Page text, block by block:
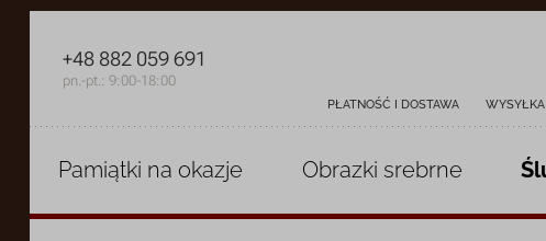
PŁATNOŚĆ I DOSTAWA
+48 882 059 691
pn.-pt.: 9:00-18:00
Pamiątki na okazje Obrazki srebrne